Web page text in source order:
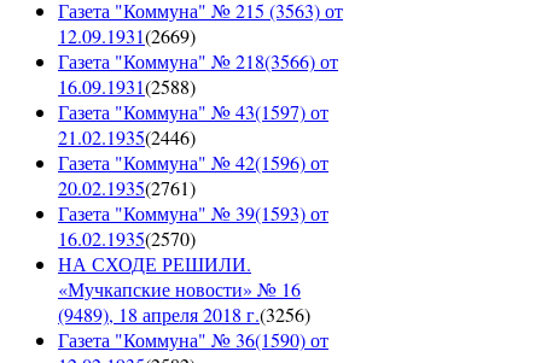
Газета "Коммуна" № 215 (3563) от
12.09.1931(2669)
Газета "Коммуна" № 218(3566) от
16.09.1931(2588)
Газета "Коммуна" № 43(1597) от
21.02.1935(2446)
Газета "Коммуна" № 42(1596) от
20.02.1935(2761)
Газета "Коммуна" № 39(1593) от
16.02.1935(2570)
НА СХОДЕ РЕШИЛИ.
«Мучкапские новости» № 16
(9489), 18 апреля 2018 г.(3256)
Газета "Коммуна" № 36(1590) от